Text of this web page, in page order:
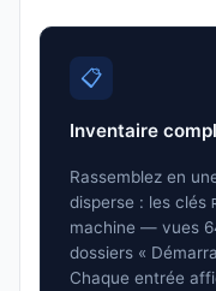
📋
Inventaire
Rassemblez en
disperse : les clés
machine — vues
dossiers «
Chaque entrée